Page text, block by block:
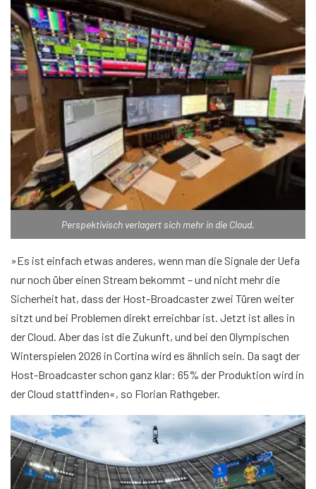
Perspektivisch verlagert sich mehr in die Cloud.
»Es ist einfach etwas anderes, wenn man die Signale der Uefa
nur noch über einen Stream bekommt – und nicht mehr die
Sicherheit hat, dass der Host-Broadcaster zwei Türen weiter
sitzt und bei Problemen direkt erreichbar ist. Jetzt ist alles in
der Cloud. Aber das ist die Zukunft, und bei den Olympischen
Winterspielen 2026 in Cortina wird es ähnlich sein. Da sagt der
Host-Broadcaster schon ganz klar: 65% der Produktion wird in
der Cloud stattfinden«, so Florian Rathgeber.